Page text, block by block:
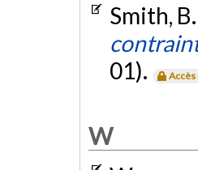
Smith,
01).
W